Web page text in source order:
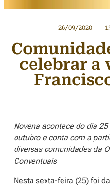
26/09/2020
celebrar a
Novena acontece do dia
outubro e conta com a
diversas comunidades da
Conventuais
Nesta sexta-feira (25) foi